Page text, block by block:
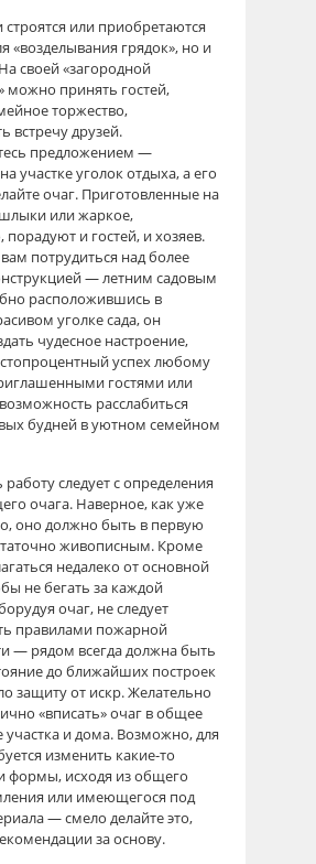
или приобретаются
«возделывания грядок», но и
своей «загородной
можно принять гостей,
торжество,
встречу друзей.
предложением —
участке уголок отдыха, а его
очаг. Приготовленные на
или жаркое,
и гостей, и хозяев.
потрудиться над более
— летним садовым
расположившись в
уголке сада, он
чудесное настроение,
успех любому
гостями или
расслабиться
будней в уютном семейном
работу следует с определения
очага. Наверное, как уже
оно должно быть в первую
живописным. Кроме
недалеко от основной
не бегать за каждой
очаг, не следует
правилами пожарной
— рядом всегда должна быть
до ближайших построек
защиту от искр. Желательно
«вписать» очаг в общее
и дома. Возможно, для
изменить какие-то
формы, исходя из общего
или имеющегося под
— смело делайте это,
за основу.